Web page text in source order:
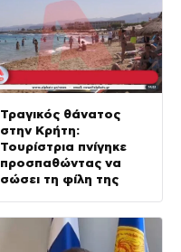
Τραγικός θάνατος
στην Κρήτη:
Τουρίστρια πνίγηκε
προσπαθώντας να
σώσει τη φίλη της